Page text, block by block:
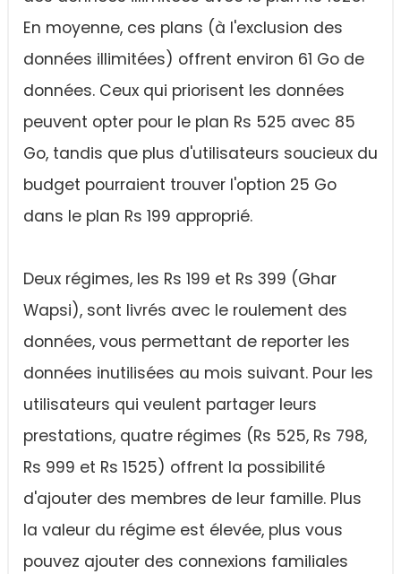
En moyenne, ces plans (à l'exclusion des
données illimitées) offrent environ 61 Go de
données. Ceux qui priorisent les données
peuvent opter pour le plan Rs 525 avec 85
Go, tandis que plus d'utilisateurs soucieux du
budget pourraient trouver l'option 25 Go
dans le plan Rs 199 approprié.
Deux régimes, les Rs 199 et Rs 399 (Ghar
Wapsi), sont livrés avec le roulement des
données, vous permettant de reporter les
données inutilisées au mois suivant. Pour les
utilisateurs qui veulent partager leurs
prestations, quatre régimes (Rs 525, Rs 798,
Rs 999 et Rs 1525) offrent la possibilité
d'ajouter des membres de leur famille. Plus
la valeur du régime est élevée, plus vous
pouvez ajouter des connexions familiales